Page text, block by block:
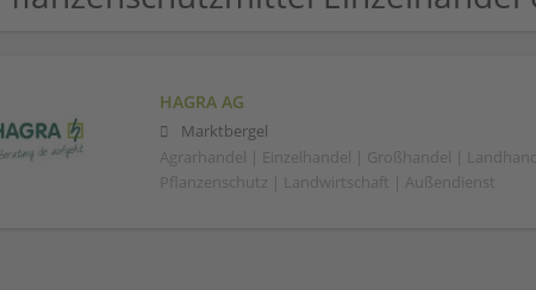
HAGRA AG
Marktbergel
Agrarhandel | Einzelhandel | Großhandel |
Pflanzenschutz | Landwirtschaft | Außendienst